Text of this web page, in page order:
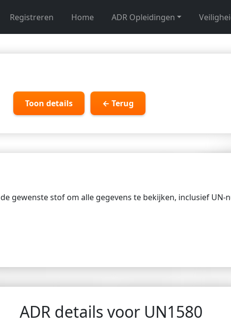
Registreren Home ADR Opleidingen
Toon details ← Terug
gewenste stof om alle gegevens te bekijken, inclusief
ADR details voor UN1580